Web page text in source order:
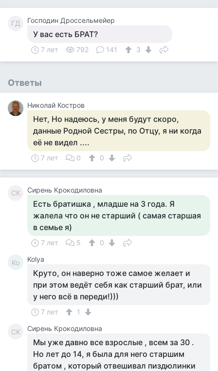
ГД Господин Дроссельмейер
У вас есть БРАТ?
7 лет 792 141 3
Ответы
Николай Костров
Нет, Но надеюсь, у меня будут скоро,
данные Родной Сестры, по Отцу, я ни когда
её не видел ....
7 лет 0 0
СК Сирень Крокодиловна
Есть братишка , младше на 3 года. Я
жалела что он не старший ( самая старшая
в семье я)
7 лет 5 0
Ko Kolya
Круто, он наверно тоже самое желает и
при этом ведёт себя как старший брат, или
у него всё в переди!)))
7 лет 1
СК Сирень Крокодиловна
Мы уже давно все взрослые , всем за 30 .
Но лет до 14, я была для него старшим
братом , который отвешивал пиздюлинки